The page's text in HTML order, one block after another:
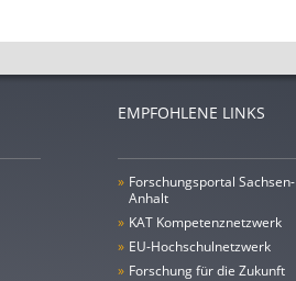
EMPFOHLENE LINKS
» Forschungsportal Sachsen-
Anhalt
» KAT Kompetenznetzwerk
» EU-Hochschulnetzwerk
» Forschung für die Zukunft